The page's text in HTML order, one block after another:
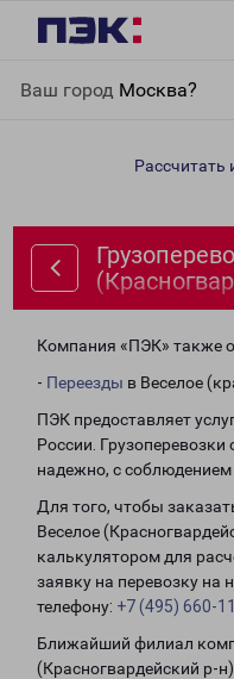
Ваш город Москва?
(Красногвардейский р-н)
Рассчитать
Компания «ПЭК» также
- Переезды в Веселое
ПЭК предоставляет
России.
надежно, с
Для того, чтобы
Веселое
калькулятором для
заявку на перевозку на
телефону: +7 (495) 660-
Ближайший филиал
(Красногвардейский р-